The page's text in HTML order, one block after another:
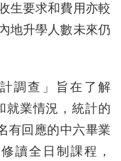
生要求和費用亦較
地升學人數未來仍
調查」旨在了解
就業情況，統計的
有回應的中六畢業
讀全日制課程，